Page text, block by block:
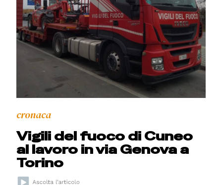
cronaca
Vigili del fuoco di Cuneo
al lavoro in via Genova a
Torino